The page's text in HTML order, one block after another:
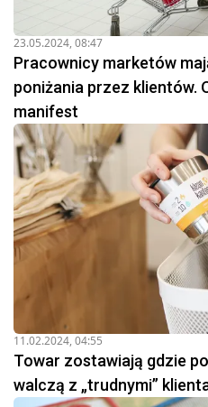
23.05.2024, 08:47
Pracownicy marketów
poniżania przez klientów.
manifest
11.02.2024, 04:55
Towar zostawiają gdzie
walczą z „trudnymi”